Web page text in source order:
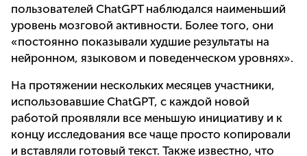
пользователей ChatGPT наблюдался наименьший
уровень мозговой активности. Более того, они
«постоянно показывали худшие результаты на
нейронном, языковом и поведенческом уровнях».
На протяжении нескольких месяцев участники,
использовавшие ChatGPT, с каждой новой
работой проявляли все меньшую инициативу и к
концу исследования все чаще просто копировали
и вставляли готовый текст. Также известно, что